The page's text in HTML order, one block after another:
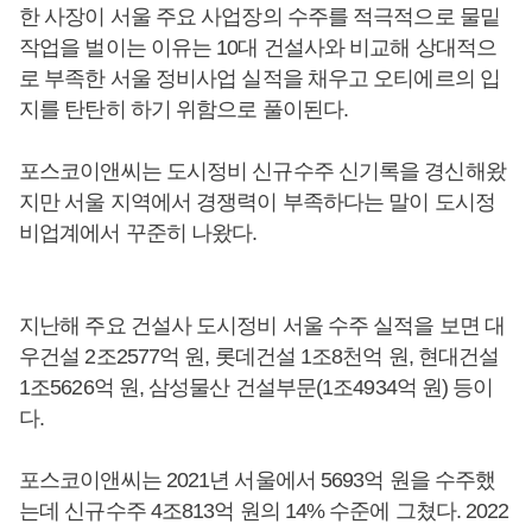
한 사장이 서울 주요 사업장의 수주를 적극적으로 물밑
작업을 벌이는 이유는 10대 건설사와 비교해 상대적으
로 부족한 서울 정비사업 실적을 채우고 오티에르의 입
지를 탄탄히 하기 위함으로 풀이된다.
포스코이앤씨는 도시정비 신규수주 신기록을 경신해왔
지만 서울 지역에서 경쟁력이 부족하다는 말이 도시정
비업계에서 꾸준히 나왔다.
지난해 주요 건설사 도시정비 서울 수주 실적을 보면 대
우건설 2조2577억 원, 롯데건설 1조8천억 원, 현대건설
1조5626억 원, 삼성물산 건설부문(1조4934억 원) 등이
다.
포스코이앤씨는 2021년 서울에서 5693억 원을 수주했
는데 신규수주 4조813억 원의 14% 수준에 그쳤다. 2022